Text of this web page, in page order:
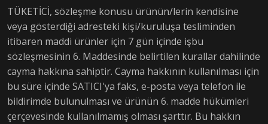
TÜKETİCİ, sözleşme konusu ürünün/lerin kendisine
veya gösterdiği adresteki kişi/kuruluşa tesliminden
itibaren maddi ürünler için 7 gün içinde işbu
sözleşmesinin 6. Maddesinde belirtilen kurallar dahilinde
cayma hakkına sahiptir. Cayma hakkının kullanılması için
bu süre içinde SATICI'ya faks, e-posta veya telefon ile
bildirimde bulunulması ve ürünün 6. madde hükümleri
çerçevesinde kullanılmamış olması şarttır. Bu hakkın